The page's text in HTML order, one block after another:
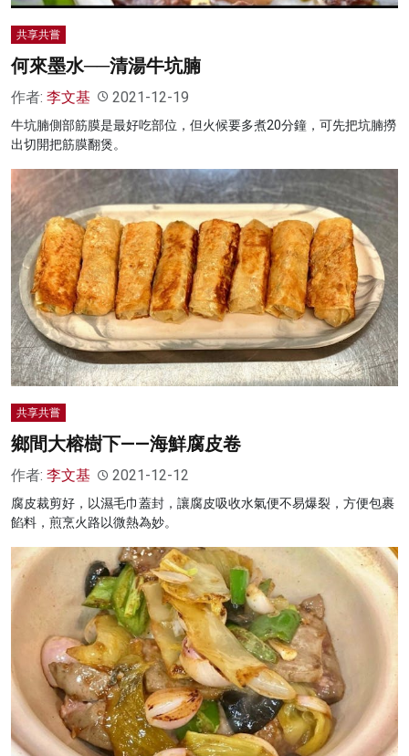
共享共嘗
何來墨水──清湯牛坑腩
作者: 李文基 2021-12-19
牛坑腩側部筋膜是最好吃部位，但火候要多煮20分鐘，可先把坑腩撈
出切開把筋膜翻煲。
共享共嘗
鄉間大榕樹下——海鮮腐皮卷
作者: 李文基 2021-12-12
腐皮裁剪好，以濕毛巾蓋封，讓腐皮吸收水氣便不易爆裂，方便包裹
餡料，煎烹火路以微熱為妙。